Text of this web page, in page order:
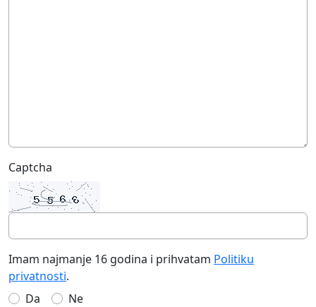
Captcha
Imam najmanje 16 godina i prihvatam Politiku
privatnosti.
Da
Ne